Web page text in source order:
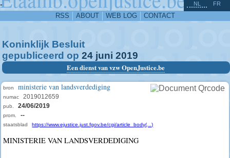
-
RSS ABOUT WEB LOG CONTACT
NL FR
Koninklijk Besluit
gepubliceerd op 24 juni 2019
Een dienst van vzw OpenJustice.be
bron ministerie van landsverdediging
numac 2019012659
pub. 24/06/2019
prom. --
staatsblad https://www.ejustice.just.fgov.be/cgi/article_body(...)
MINISTERIE VAN LANDSVERDEDIGING
^